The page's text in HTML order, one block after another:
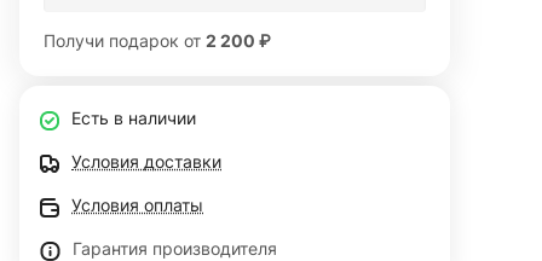
Получи подарок от 2 200 ₽
Есть в наличии
Условия доставки
Условия оплаты
Гарантия производителя